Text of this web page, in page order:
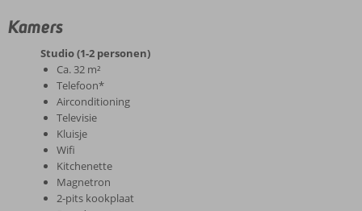
Kamers
Studio (1-2 personen)
Ca. 32 m²
Telefoon*
Airconditioning
Televisie
Kluisje
Wifi
Kitchenette
Magnetron
2-pits kookplaat